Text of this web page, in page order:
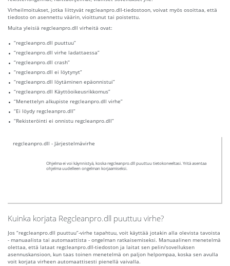
Virheilmoitukset, jotka liittyvät regcleanpro.dll-tiedostoon, voivat myös osoittaa, että
tiedosto on asennettu väärin, vioittunut tai poistettu.
Muita yleisiä regcleanpro.dll virheitä ovat:
“regcleanpro.dll puuttuu”
“regcleanpro.dll virhe ladattaessa”
“regcleanpro.dll crash”
“regcleanpro.dll ei löytynyt”
“regcleanpro.dll löytäminen epäonnistui”
“regcleanpro.dll Käyttöoikeusrikkomus”
“Menettelyn alkupiste regcleanpro.dll virhe”
“Ei löydy regcleanpro.dll”
“Rekisteröinti ei onnistu regcleanpro.dll”
regcleanpro.dll - Järjestelmävirhe
Ohjelma ei voi käynnistyä, koska regcleanpro.dll puuttuu tietokoneeltasi. Yritä asentaa
ohjelma uudelleen ongelman korjaamiseksi.
Kuinka korjata Regcleanpro.dll puuttuu virhe?
Jos “regcleanpro.dll puuttuu”-virhe tapahtuu, voit käyttää jotakin alla olevista tavoista
- manuaalista tai automaattista - ongelman ratkaisemiseksi. Manuaalinen menetelmä
olettaa, että lataat regcleanpro.dll-tiedoston ja laitat sen pelin/sovelluksen
asennuskansioon, kun taas toinen menetelmä on paljon helpompaa, koska sen avulla
voit korjata virheen automaattisesti pienellä vaivalla.